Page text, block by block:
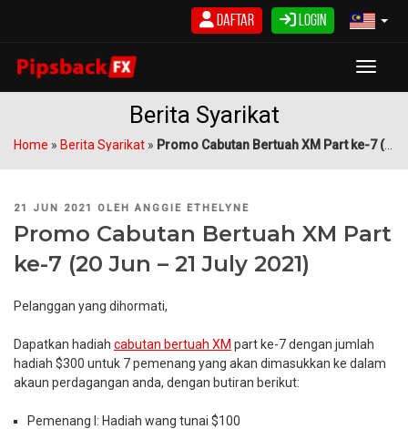
Login
Daftar
Berita Syarikat
Home » Berita Syarikat » Promo Cabutan Bertuah XM Part ke-7 (20 Jun – 21 July 2021)
DIKIRIM
21 JUN 2021 OLEHANGGIE ETHELYNE
Promo Cabutan Bertuah XM Part
ke-7 (20 Jun – 21 July 2021)
Pelanggan yang dihormati,
Dapatkan hadiah cabutan bertuah XM part ke-7 dengan jumlah
hadiah $300 untuk 7 pemenang yang akan dimasukkan ke dalam
akaun perdagangan anda, dengan butiran berikut:
Pemenang I: Hadiah wang tunai $100